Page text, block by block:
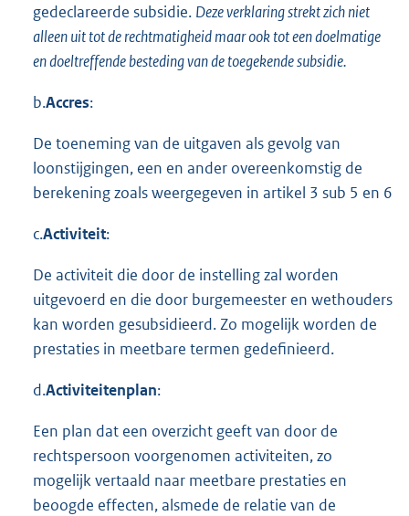
gedeclareerde subsidie. Deze verklaring strekt zich niet
alleen uit tot de rechtmatigheid maar ook tot een doelmatige
endoeltreffende besteding van de toegekende subsidie.
b.Accres:
De toeneming van de uitgaven als gevolg van
loonstijgingen, een en ander overeenkomstig de
berekening zoals weergegeven in artikel 3 sub 5 en 6
c.Activiteit:
De activiteit die door de instelling zal worden
uitgevoerd en die door burgemeester en wethouders
kan worden gesubsidieerd. Zo mogelijk worden de
prestaties in meetbare termen gedefinieerd.
d.Activiteitenplan:
Een plan dat een overzicht geeft van door de
rechtspersoon voorgenomen activiteiten, zo
mogelijk vertaald naar meetbare prestaties en
beoogde effecten, alsmede de relatie van de